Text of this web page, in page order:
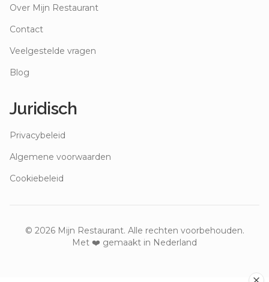
Over Mijn Restaurant
Contact
Veelgestelde vragen
Blog
Juridisch
Privacybeleid
Algemene voorwaarden
Cookiebeleid
© 2026Mijn Restaurant. Alle rechten voorbehouden.
Met ❤️ gemaakt in Nederland